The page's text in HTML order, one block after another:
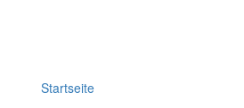
Startseite